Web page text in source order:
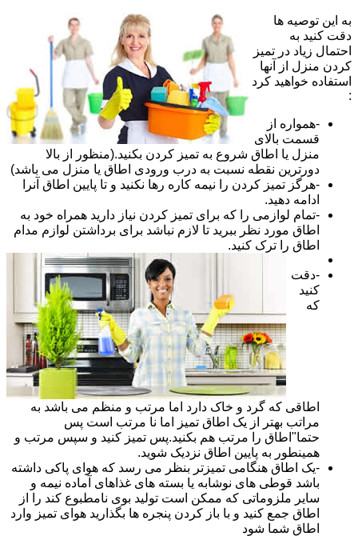
به این توصیه ها
دقت کنید به
احتمال زیاد در تمیز
کردن منزل از آنها
استفاده خواهید کرد
:
-همواره از
قسمت بالای
منزل یا اطاق شروع به تمیز کردن بکنید.(منظور از بالا
دورترین نقطه نسبت به درب ورودی اطاق یا منزل می باشد)
-هرگز تمیز کردن را نیمه کاره رها نکنید و تا پایین اطاق آنرا
ادامه دهید.
-تمام لوازمی را که برای تمیز کردن نیاز دارید همراه خود به
اطاق مورد نظر ببرید تا لازم نباشد برای برداشتن لوازم مدام
اطاق را ترک کنید.
-دقت
کنید
که
اطاقی که گرد و خاک دارد اما مرتب و منظم می باشد به
مراتب بهتر از یک اطاق تمیز اما نا مرتب است پس
حتما"اطاق را مرتب هم بکنید.پس تمیز کنید و سپس مرتب و
همینطور به پایین اطاق نزدیک شوید.
-یک اطاق هنگامی تمیزتر بنظر می رسد که هوای پاکی داشته
باشد قوطی های نوشابه یا بسته های غذاهای آماده نیمه و
سایر ملزوماتی که ممکن است تولید بوی نامطبوع کند را از
اطاق جمع کنید و با باز کردن پنجره ها بگذارید هوای تمیز وارد
اطاق شما شود